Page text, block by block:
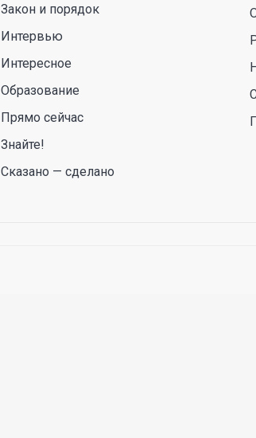
Закон и порядок
Интервью
Интересное
Образование
Прямо сейчас
Знайте!
Сказано — сделано